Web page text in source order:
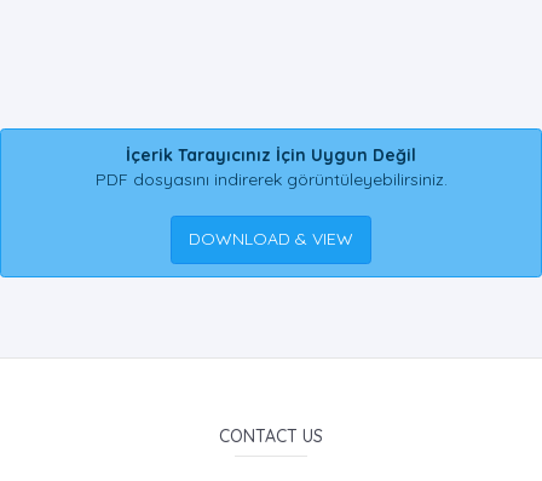
İçerik Tarayıcınız İçin Uygun Değil
PDF dosyasını indirerek görüntüleyebilirsiniz.
DOWNLOAD & VIEW
CONTACT US